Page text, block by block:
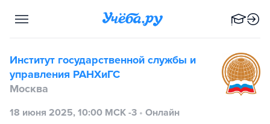
Институт государственной службы и
управления РАНХиГС
Москва
18 июня 2025, 10:00 МСК -3 • Онлайн